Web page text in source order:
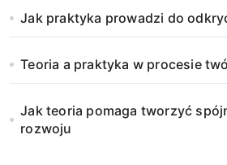
Jak praktyka prowadzi do
Teoria a praktyka w procesie
Jak teoria pomaga tworzyć
rozwoju